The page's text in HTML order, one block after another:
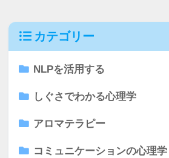
カテゴリー
NLPを活用する
しぐさでわかる心理学
アロマテラピー
コミュニケーションの心理学